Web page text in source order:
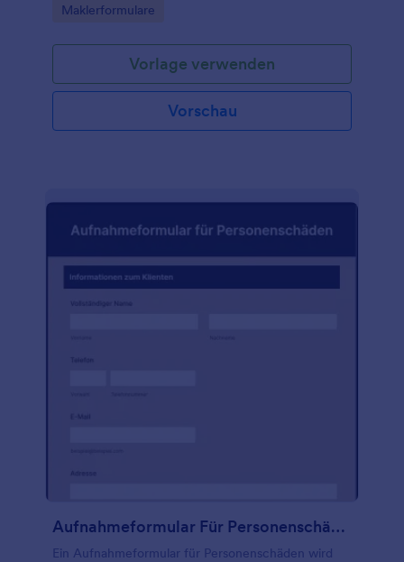
und die Datenerfassung zentral organisieren.
Go to Category:
Maklerformulare
Vorlage verwenden
Vorschau
Aufnahmeformular Für Personenschäden
Ein Aufnahmeformular für Personenschäden wird